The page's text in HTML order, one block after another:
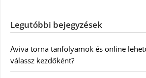
Legutóbbi bejegyzések
Aviva torna tanfolyamok és online
válassz kezdőként?